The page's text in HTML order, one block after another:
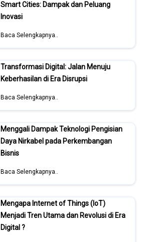
Smart Cities: Dampak dan Peluang
Inovasi
Baca Selengkapnya..
Transformasi Digital: Jalan Menuju
Keberhasilan di Era Disrupsi
Baca Selengkapnya..
Menggali Dampak Teknologi Pengisian
Daya Nirkabel pada Perkembangan
Bisnis
Baca Selengkapnya..
Mengapa Internet of Things (IoT)
Menjadi Tren Utama dan Revolusi di Era
Digital ?